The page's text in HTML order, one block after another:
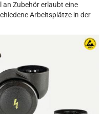
Zubehör erlaubt eine
Arbeitsplätze in der